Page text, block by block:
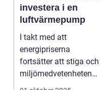
investera i en
luftvärmepump
I takt med att
energipriserna
fortsätter att stiga och
miljömedvetenheten
ökar, ser f...